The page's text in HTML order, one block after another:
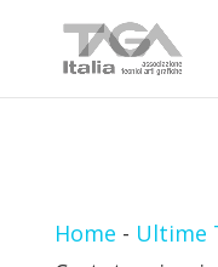
Home - Ultime